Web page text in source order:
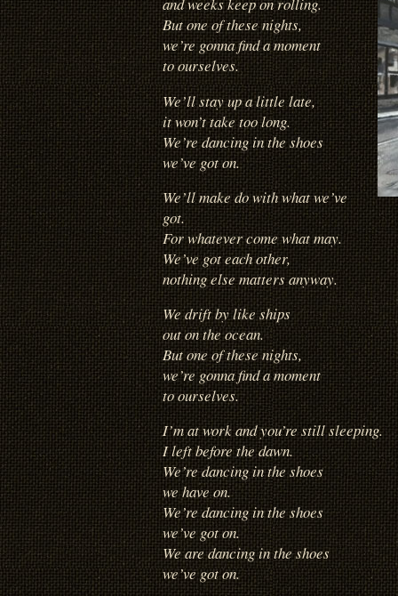
and weeks keep on rolling.
But one of these nights,
we’re gonna find a moment
to ourselves.
We’ll stay up a little late,
it won’t take too long.
We’re dancing in the shoes
we’ve got on.
We’ll make do with what we’ve
got.
For whatever come what may.
We’ve got each other,
nothing else matters anyway.
We drift by like ships
out on the ocean.
But one of these nights,
we’re gonna find a moment
to ourselves.
I’m at work and you’re still sleeping.
I left before the dawn.
We’re dancing in the shoes
we have on.
We’re dancing in the shoes
we’ve got on.
We are dancing in the shoes
we’ve got on.